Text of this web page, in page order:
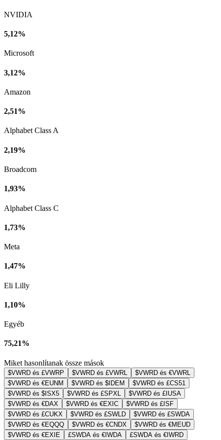
NVIDIA
5,12%
Microsoft
3,12%
Amazon
2,51%
Alphabet Class A
2,19%
Broadcom
1,93%
Alphabet Class C
1,73%
Meta
1,47%
Eli Lilly
1,10%
Egyéb
75,21%
Miket hasonlítanak össze mások
$VWRD és £VWRP $VWRD és £VWRL
$VWRD és €VWRL
$VWRD és €EUNM
$VWRD és $IDEM
$VWRD és £CS51
$VWRD és $ISX5
$VWRD és £SPXL
$VWRD és £IUSA
$VWRD és €DAX
$VWRD és €EXIC
$VWRD és £ISF
$VWRD és £CUKX
$VWRD és £SWLD
$VWRD és £SWDA
$VWRD és €EQQQ
$VWRD és €CNDX
$VWRD és €MEUD
$VWRD és €EXIE
£SWDA és €IWDA
£SWDA és €IWRD